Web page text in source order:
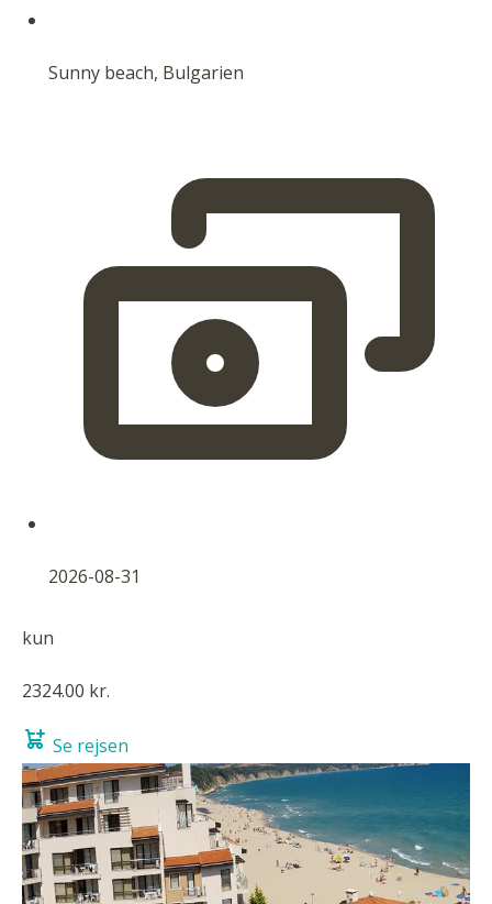
Sunny beach, Bulgarien
2026-08-31
kun
2324.00 kr.
Se rejsen